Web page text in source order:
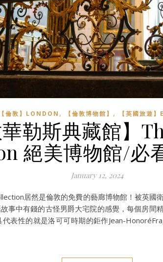
【倫敦】LONDON , 【倫敦博物館】 , 【英國旅遊
華勒斯典藏館】
絕美博物館/必
January 12, 2024
居然是倫敦的免費的藝廊博物館！被英國
事中有錢的古怪男爵大宅院的感覺，每個房間
表性的就是洛可可時期的鉅作Jean-